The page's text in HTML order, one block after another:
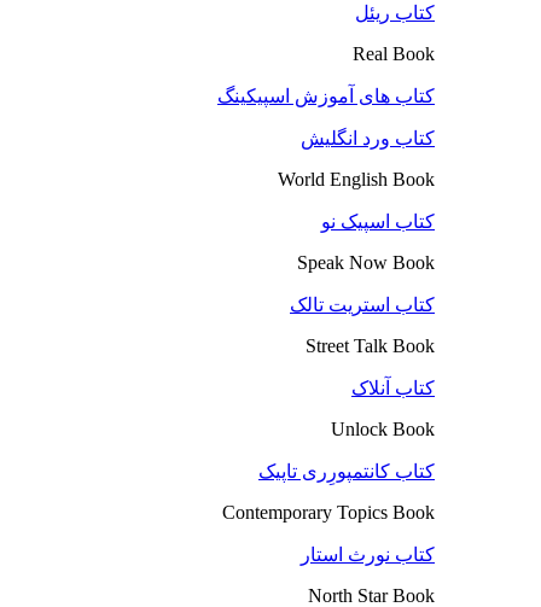
کتاب ریئل
Real Book
کتاب های آموزش اسپیکینگ
کتاب ورد انگلیش
World English Book
کتاب اسپیک نو
Speak Now Book
کتاب استریت تالک
Street Talk Book
کتاب آنلاک
Unlock Book
کتاب کانتمپورِری تاپیک
Contemporary Topics Book
کتاب نورث استار
North Star Book